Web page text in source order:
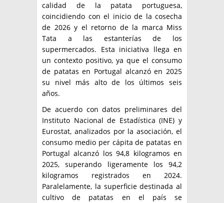
calidad de la patata portuguesa,
coincidiendo con el inicio de la cosecha
de 2026 y el retorno de la marca Miss
Tata a las estanterías de los
supermercados. Esta iniciativa llega en
un contexto positivo, ya que el consumo
de patatas en Portugal alcanzó en 2025
su nivel más alto de los últimos seis
años.
De acuerdo con datos preliminares del
Instituto Nacional de Estadística (INE) y
Eurostat, analizados por la asociación, el
consumo medio per cápita de patatas en
Portugal alcanzó los 94,8 kilogramos en
2025, superando ligeramente los 94,2
kilogramos registrados en 2024.
Paralelamente, la superficie destinada al
cultivo de patatas en el país se